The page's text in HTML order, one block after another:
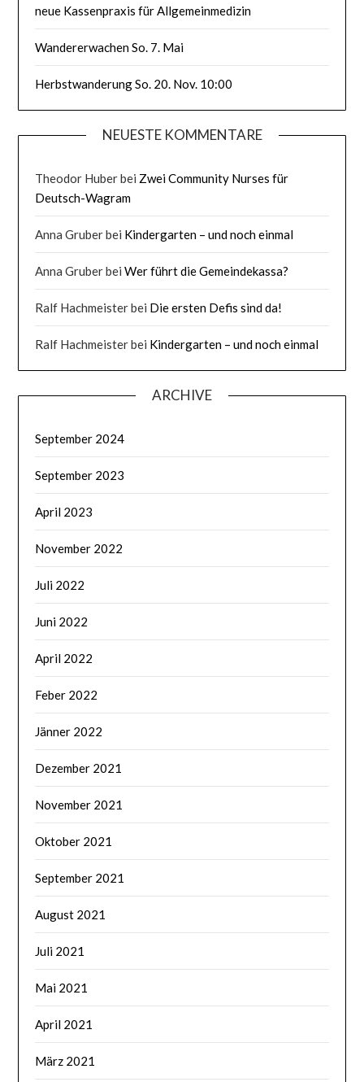
neue Kassenpraxis für Allgemeinmedizin
Wandererwachen So. 7. Mai
Herbstwanderung So. 20. Nov. 10:00
NEUESTE KOMMENTARE
Theodor Huberbei Zwei Community Nurses für
Deutsch-Wagram
Anna Gruberbei Kindergarten – und noch einmal
Anna GruberbeiWer führt die Gemeindekassa?
Ralf Hachmeisterbei Die ersten Defis sind da!
Ralf Hachmeisterbei Kindergarten – und noch einmal
ARCHIVE
September 2024
September 2023
April 2023
November 2022
Juli 2022
Juni 2022
April 2022
Feber 2022
Jänner 2022
Dezember 2021
November 2021
Oktober 2021
September 2021
August 2021
Juli 2021
Mai 2021
April 2021
März 2021